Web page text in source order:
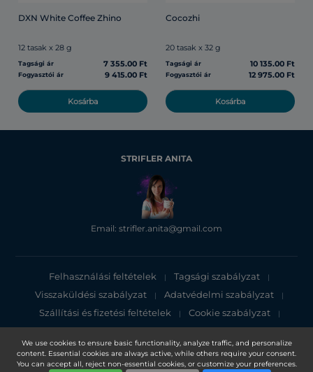
We use cookies to ensure basic functionality, analyze traffic, and personalize
content. Essential cookies are always active, while others require your consent.
You can accept all, reject non-essential cookies, or customize your preferences.
DXN White Coffee Zhino
12 tasak x 28 g
Tagsági ár 7 355.00 Ft
Fogyasztói ár 9 415.00 Ft
Kosárba
Cocozhi
20 tasak x 32 g
Tagsági ár 10 135.00 Ft
Fogyasztói ár 12 975.00 Ft
Kosárba
STRIFLER ANITA
Email: strifler.anita@gmail.com
Felhasználási feltételek | Tagsági szabályzat |
Visszaküldési szabályzat | Adatvédelmi szabályzat |
Szállítási és fizetési feltételek | Cookie szabályzat |
Adatvédelmi tájékoztató
Copyright 2025, DXN Holdings Bhd. 199501033918 (363120-V)